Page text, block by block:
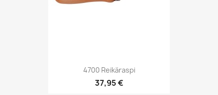
4700 Reikäraspi
37,95 €